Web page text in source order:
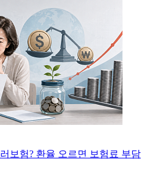
보험? 환율 오르면 보험료 부담